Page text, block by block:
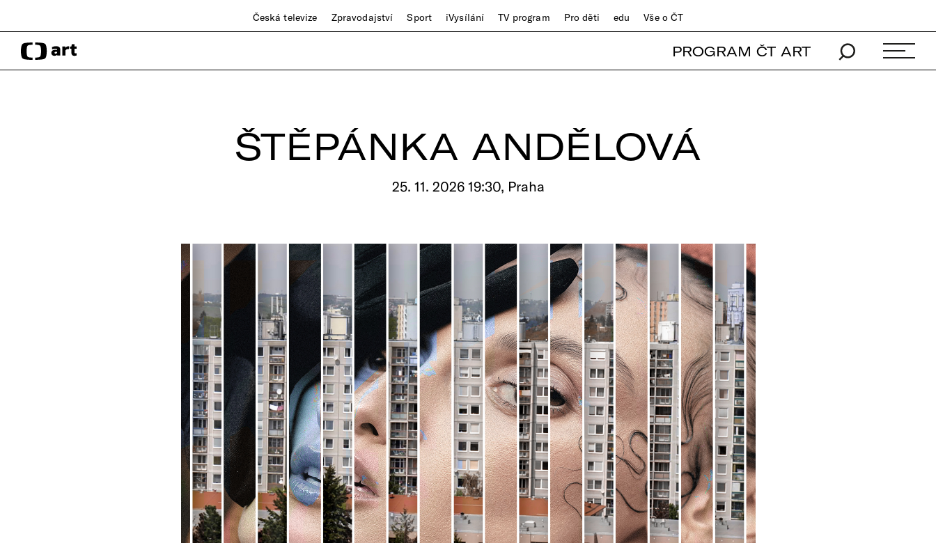
Česká televize Zpravodajství Sport iVysílání TV program Pro děti edu Vše o ČT
PROGRAM ČT ART
ŠTĚPÁNKA ANDĚLOVÁ
25. 11. 2026 19:30, Praha